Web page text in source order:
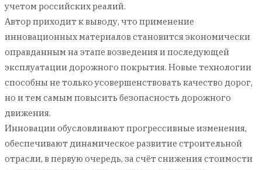
учетом российских реалий.
Автор приходит к выводу, что применение
инновационных материалов становится экономически
оправданным на этапе возведения и последующей
эксплуатации дорожного покрытия. Новые технологии
способны не только усовершенствовать качество дорог,
но и тем самым повысить безопасность дорожного
движения.
Инновации обусловливают прогрессивные изменения,
обеспечивают динамическое развитие строительной
отрасли, в первую очередь, за счёт снижения стоимости